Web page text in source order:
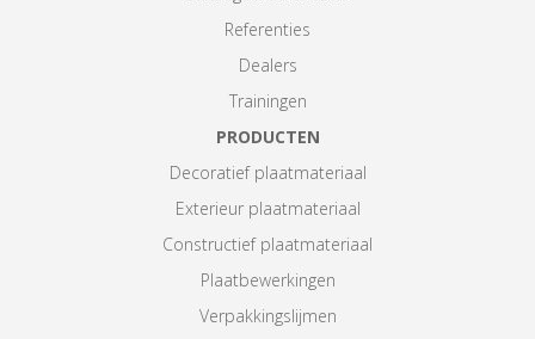
Referenties
Dealers
Trainingen
PRODUCTEN
Decoratief plaatmateriaal
Exterieur plaatmateriaal
Constructief plaatmateriaal
Plaatbewerkingen
Verpakkingslijmen